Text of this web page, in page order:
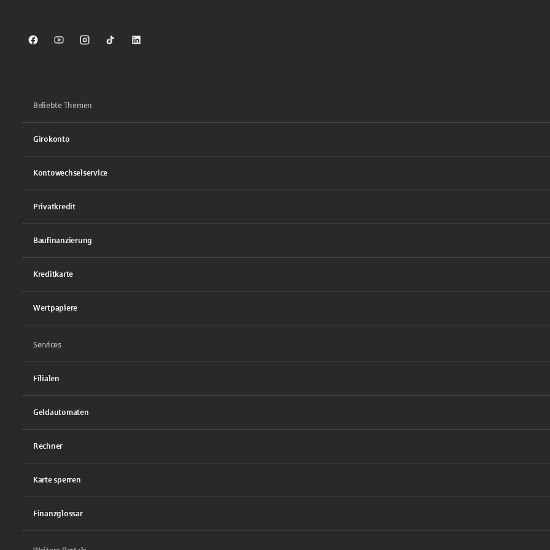
Sparkasse auf Facebook
Sparkasse auf Youtube
Sparkasse auf Instagram
Sparkasse auf TikTok
Sparkasse auf LinkedIn
Beliebte Themen
Girokonto
Kontowechselservice
Privatkredit
Baufinanzierung
Kreditkarte
Wertpapiere
Services
Filialen
Geldautomaten
Rechner
Karte sperren
Finanzglossar